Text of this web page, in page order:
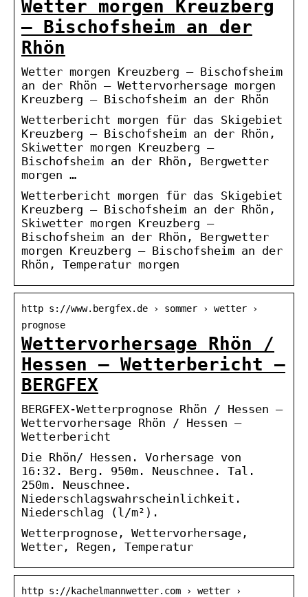
Wetter morgen Kreuzberg
– Bischofsheim an der
Rhön
Wetter morgen Kreuzberg – Bischofsheim
an der Rhön – Wettervorhersage morgen
Kreuzberg – Bischofsheim an der Rhön
Wetterbericht morgen für das Skigebiet
Kreuzberg – Bischofsheim an der Rhön,
Skiwetter morgen Kreuzberg –
Bischofsheim an der Rhön, Bergwetter
morgen …
Wetterbericht morgen für das Skigebiet
Kreuzberg – Bischofsheim an der Rhön,
Skiwetter morgen Kreuzberg –
Bischofsheim an der Rhön, Bergwetter
morgen Kreuzberg – Bischofsheim an der
Rhön, Temperatur morgen
http s://www.bergfex.de › sommer › wetter ›
prognose
Wettervorhersage Rhön /
Hessen – Wetterbericht –
BERGFEX
BERGFEX-Wetterprognose Rhön / Hessen –
Wettervorhersage Rhön / Hessen –
Wetterbericht
Die Rhön/ Hessen. Vorhersage von
16:32. Berg. 950m. Neuschnee. Tal.
250m. Neuschnee.
Niederschlagswahrscheinlichkeit.
Niederschlag (l/m²).
Wetterprognose, Wettervorhersage,
Wetter, Regen, Temperatur
http s://kachelmannwetter.com › wetter ›